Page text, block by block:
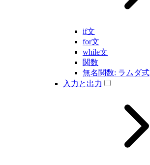
if文
for文
while文
関数
無名関数: ラムダ式
入力と出力